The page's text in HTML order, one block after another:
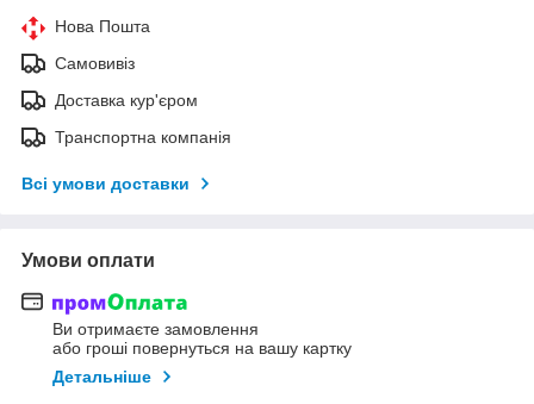
Нова Пошта
Самовивіз
Доставка кур'єром
Транспортна компанія
Всі умови доставки
Умови оплати
Ви отримаєте замовлення
або гроші повернуться на вашу картку
Детальніше